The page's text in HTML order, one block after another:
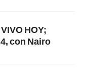
HOY;
con Nairo